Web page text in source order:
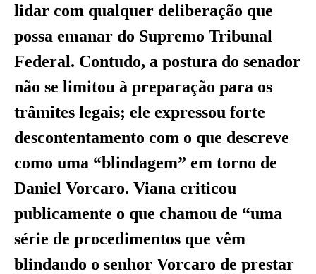
lidar com qualquer deliberação que
possa emanar do Supremo Tribunal
Federal. Contudo, a postura do senador
não se limitou à preparação para os
trâmites legais; ele expressou forte
descontentamento com o que descreve
como uma “blindagem” em torno de
Daniel Vorcaro. Viana criticou
publicamente o que chamou de “uma
série de procedimentos que vêm
blindando o senhor Vorcaro de prestar